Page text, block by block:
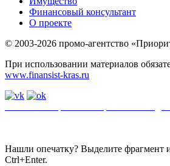
Финансовый консультант
О проекте
© 2003-2026 промо-агентство
При использовании материалов
www.finansist-kras.ru
Нашли опечатку? Выделите фрагмент
Ctrl+Enter.